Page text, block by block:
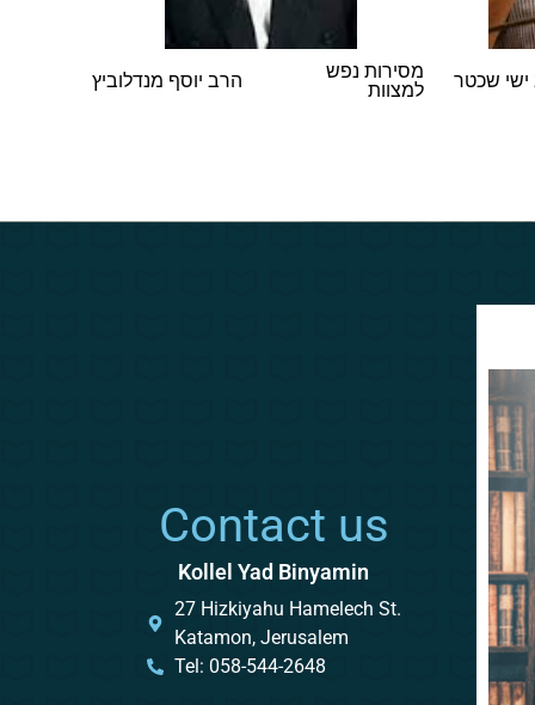
הרב יוסף מנדלוביץ
מסירות נפש
למצוות
שכטר
Contact us
Kollel Yad Binyamin
27 Hizkiyahu Hamelech St.
Katamon, Jerusalem
Tel: 058-544-2648